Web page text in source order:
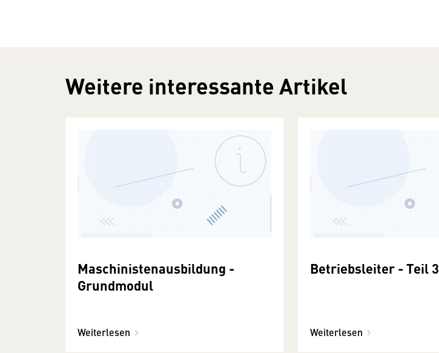
Weitere interessante Artikel
Maschinistenausbildung -
Grundmodul
Weiterlesen
Betriebsleiter - Teil 3
Weiterlesen